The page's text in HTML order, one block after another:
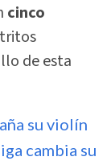
cinco
de esta
su violín
cambia su